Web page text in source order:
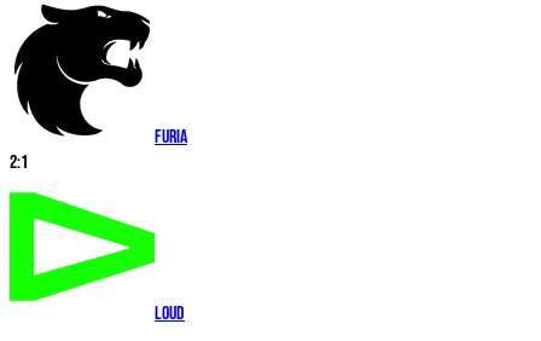
FURIA
2:1
LOUD